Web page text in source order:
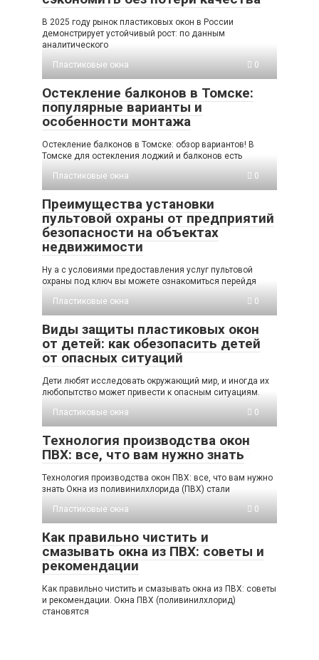
В 2025 году рынок пластиковых окон в России
демонстрирует устойчивый рост: по данным
аналитического
Пластиковые окна
0
Остекление балконов в Томске:
популярные варианты и
особенности монтажа
Остекление балконов в Томске: обзор вариантов! В
Томске для остекления лоджий и балконов есть
Пластиковые окна
0
Преимущества установки
пультовой охраны от предприятий
безопасности на объектах
недвижимости
Ну а с условиями предоставления услуг пультовой
охраны под ключ вы можете ознакомиться перейдя
Пластиковые окна
0
Виды защиты пластиковых окон
от детей: как обезопасить детей
от опасных ситуаций
Дети любят исследовать окружающий мир, и иногда их
любопытство может привести к опасным ситуациям.
Пластиковые окна
0
Технология производства окон
ПВХ: все, что вам нужно знать
Технология производства окон ПВХ: все, что вам нужно
знать Окна из поливинилхлорида (ПВХ) стали
Пластиковые окна
0
Как правильно чистить и
смазывать окна из ПВХ: советы и
рекомендации
Как правильно чистить и смазывать окна из ПВХ: советы
и рекомендации. Окна ПВХ (поливинилхлорид)
становятся